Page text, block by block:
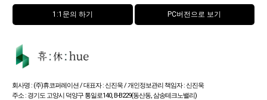
1:1문의 하기 PC버전으로 보기
회사명 : (주)휴코퍼레이션 / 대표자 : 신진욱 / 개인정보관리 책임자 : 신진욱
주소 : 경기도 고양시 덕양구 통일로140, B-B229(동산동, 삼송테크노밸리)